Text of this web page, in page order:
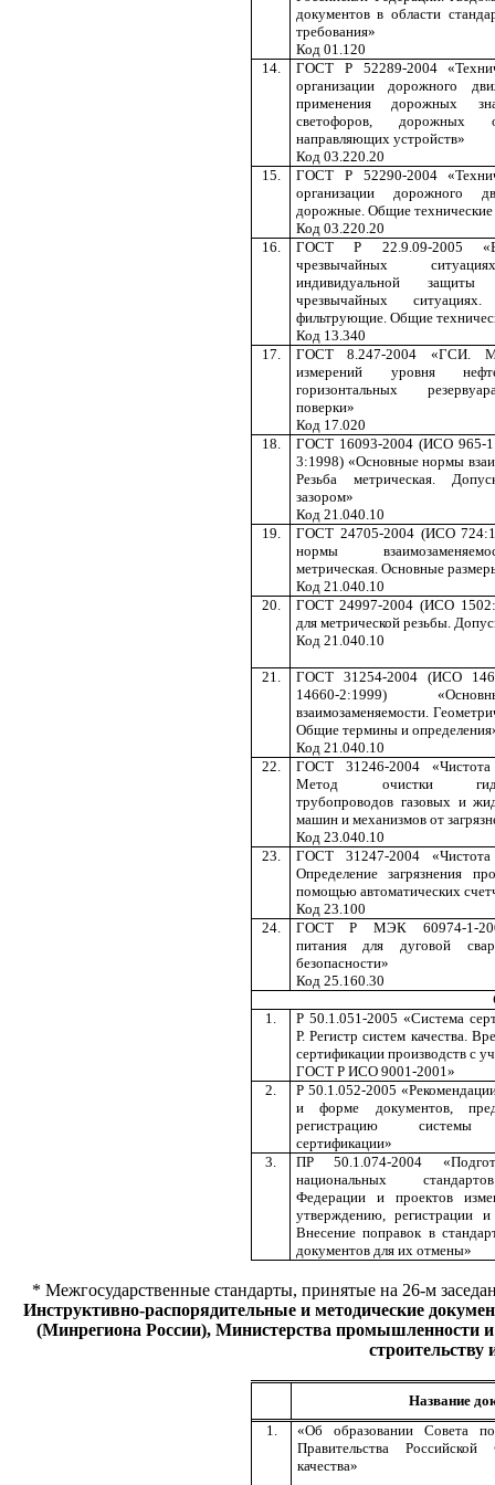
документов в области
требования»
Код 01.120
14.
ГОСТ Р 52289-2004
организации дорожного
применения дорожных
светофоров, дорожных
направляющих устройств»
Код 03.220.20
15.
ГОСТ Р 52290-2004
организации дорожного
дорожные. Общие технические
Код 03.220.20
16.
ГОСТ Р 22.9.09-2005
чрезвычайных
индивидуальной
чрезвычайных ситуациях.
фильтрующие. Общие
Код 13.340
17.
ГОСТ 8.247-2004 «ГСИ.
измерений уровня
горизонтальных
поверки»
Код 17.020
18.
ГОСТ 16093-2004 (ИСО 965-
3:1998) «Основные нормы
Резьба метрическая.
зазором»
Код 21.040.10
19.
ГОСТ 24705-2004 (ИСО
нормы
метрическая. Основные
Код 21.040.10
20.
ГОСТ 24997-2004 (ИСО
для метрической резьбы.
Код 21.040.10
21.
ГОСТ 31254-2004 (ИСО
14660-2:1999)
взаимозаменяемости.
Общие термины и
Код 21.040.10
22.
ГОСТ 31246-2004 «Чистота
Метод очистки
трубопроводов газовых и
машин и механизмов от
Код 23.040.10
23.
ГОСТ 31247-2004 «Чистота
Определение загрязнения
помощью автоматических
Код 23.100
24.
ГОСТ Р МЭК 60974-1-
питания для дуговой
безопасности»
Код 25.160.30
1.
Р 50.1.051-2005 «Система
Р. Регистр систем качества.
сертификации производств с
ГОСТ Р ИСО 9001-2001»
2.
Р 50.1.052-2005
и форме документов,
регистрацию системы
сертификации»
3.
ПР 50.1.074-2004
национальных
Федерации и проектов
утверждению, регистрации
Внесение поправок в
документов для их отмены»
* Межгосударственные стандарты, принятые на 26-м
Инструктивно-распорядительные и методические
(Минрегиона России), Министерства промышленности и
Название
1.
«Об образовании Совета
Правительства
качества»